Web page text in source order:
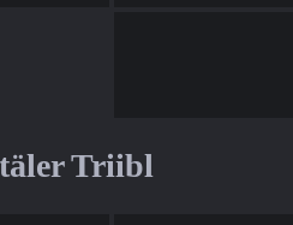
Triibl